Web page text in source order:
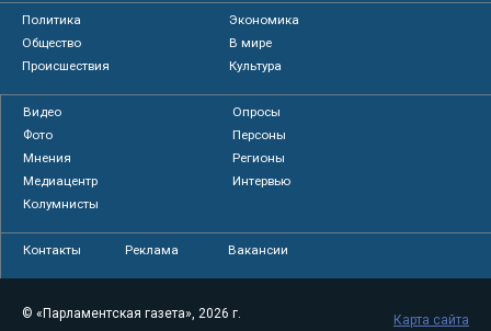
Политика
Экономика
Общество
В мире
Происшествия
Культура
Видео
Опросы
Фото
Персоны
Мнения
Регионы
Медиацентр
Интервью
Колумнисты
Контакты Реклама Вакансии
© «Парламентская газета», 2026 г.
Карта сайта